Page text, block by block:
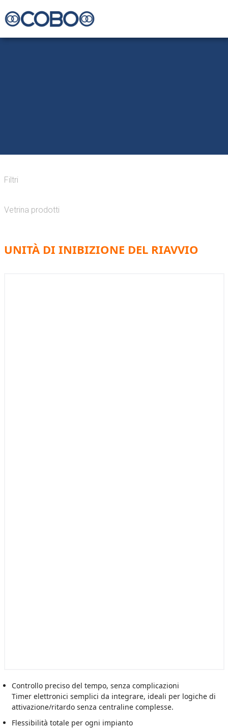
Filtri
Vetrina prodotti
UNITÀ DI INIBIZIONE DEL RIAVVIO
Controllo preciso del tempo, senza complicazioni
Timer elettronici semplici da integrare, ideali per logiche di
attivazione/ritardo senza centraline complesse.
Flessibilità totale per ogni impianto